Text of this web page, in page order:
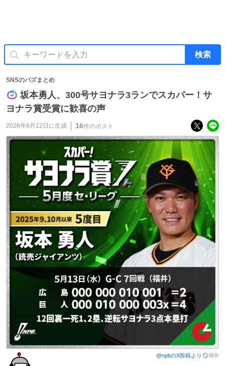
検索
SNSのバズまとめ
坂本勇人、300号サヨナラ3ランでスカパー！サ
ヨナラ賞受賞に歓喜の声
2026年6月12日 に生成 16件のポスト
@npbのX投稿より 報告